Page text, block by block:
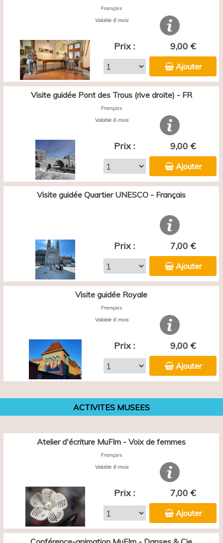
Français
Valable 6 mois
Prix : 9,00 €
Ajouter
Visite guidée Pont des Trous (rive droite) - FR
Français
Valable 6 mois
Prix : 9,00 €
Ajouter
Visite guidée Quartier UNESCO - Français
Prix : 7,00 €
Ajouter
Visite guidée Royale
Français
Valable 6 mois
Prix : 9,00 €
Ajouter
ACTIVITES MUSEES
Atelier d'écriture MuFIm - Voix de femmes
Français
Valable 6 mois
Prix : 7,00 €
Ajouter